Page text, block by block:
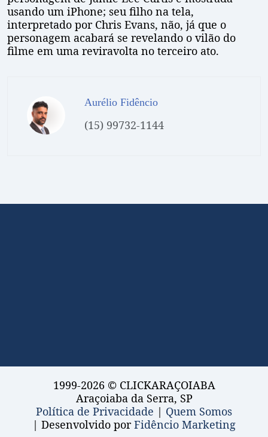
usando um iPhone; seu filho na tela,
interpretado por Chris Evans, não, já que o
personagem acabará se revelando o vilão do
filme em uma reviravolta no terceiro ato.
Aurélio Fidêncio
(15) 99732-1144
1999-2026 © CLICKARAÇOIABA
Araçoiaba da Serra, SP
Política de Privacidade | Quem Somos
| Desenvolvido porFidêncio Marketing